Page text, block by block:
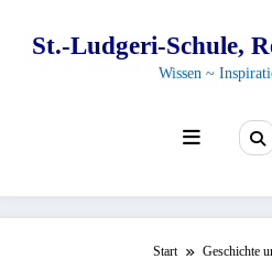
springenSt.-Ludgeri-Schule,
Wissen ~
Start Geschichte